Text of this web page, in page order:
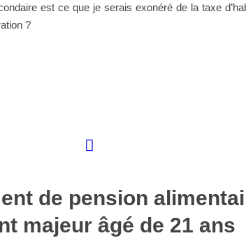
est ce que je serais exonéré de la taxe
?
de pension
majeur âgé de 21 ans